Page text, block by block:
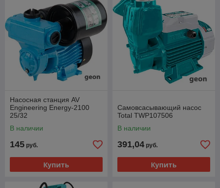
Насосная станция AV
Engineering Energy-2100
25/32
В наличии
145 руб.
Купить
Самовсасывающий насос
Total TWP107506
В наличии
391,04 руб.
Купить